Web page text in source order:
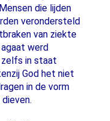
die lijden
verondersteld
van ziekte
werd
in staat
God het niet
in de vorm